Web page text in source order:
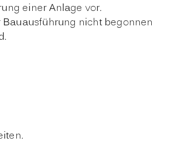
einer Anlage vor.
nicht begonnen